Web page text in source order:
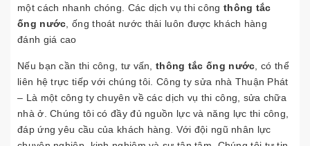
một cách nhanh chóng. Các dịch vụ thi công thông tắc
ống nước , ống thoát nước thải luôn được khách hàng
đánh giá cao
Nếu bạn cần thi công, tư vấn, thông tắc ống nước , có thể
liên hệ trực tiếp với chúng tôi. Công ty sửa nhà Thuận Phát
– Là một công ty chuyên về các dịch vụ thi công, sửa chữa
nhà ở. Chúng tôi có đầy đủ nguồn lực và năng lực thi công,
đáp ứng yêu cầu của khách hàng. Với đội ngũ nhân lực